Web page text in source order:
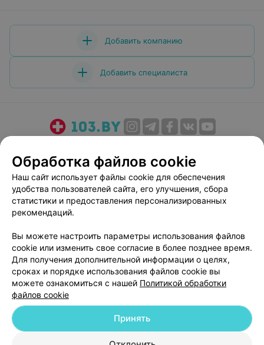
Добавить компанию
Добавить специалиста
Медицинский маркетинг
Публичный договор
Пользовательское соглашение
Способы оплаты
Вакансии
Партнеры
Персональные настройки cookie
Обработка персональных данных
© 2026 ООО «Артокс Лаб», УНП 191700409| 220012, Республика Беларусь,
Обработка файлов cookie
Наш сайт использует файлы cookie для обеспечения
удобства пользователей сайта, его улучшения, сбора
статистики и предоставления персонализированных
рекомендаций.
Вы можете настроить параметры использования файлов
cookie или изменить свое согласие в более позднее время.
Для получения дополнительной информации о целях,
сроках и порядке использования файлов cookie вы
можете ознакомиться с нашей Политикой обработки
файлов cookie
Принять